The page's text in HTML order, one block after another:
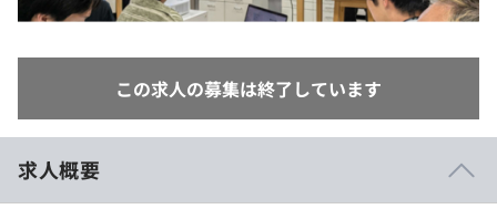
学校向けプラン
この求人の募集は終了しています
求人概要